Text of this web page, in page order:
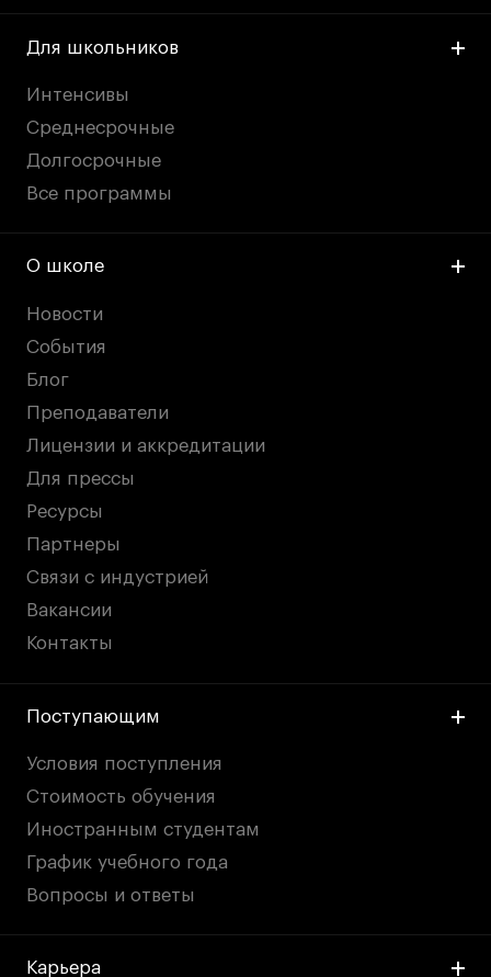
Для школьников
Интенсивы
Среднесрочные
Долгосрочные
Все программы
О школе
Новости
События
Блог
Преподаватели
Лицензии и аккредитации
Для прессы
Ресурсы
Партнеры
Связи с индустрией
Вакансии
Контакты
Поступающим
Условия поступления
Стоимость обучения
Иностранным студентам
График учебного года
Вопросы и ответы
Карьера